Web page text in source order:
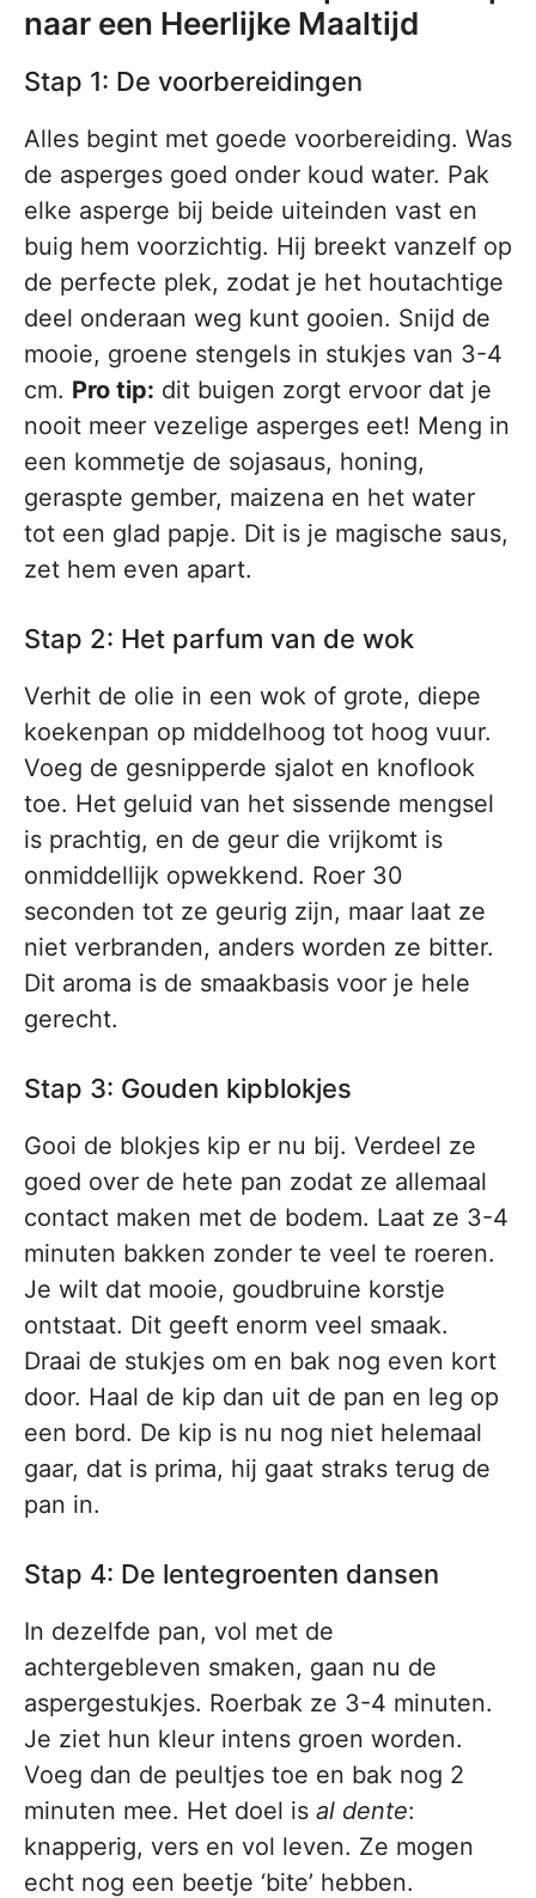
naar een Heerlijke Maaltijd
Stap 1: De voorbereidingen
Alles begint met goede voorbereiding. Was
de asperges goed onder koud water. Pak
elke asperge bij beide uiteinden vast en
buig hem voorzichtig. Hij breekt vanzelf op
de perfecte plek, zodat je het houtachtige
deel onderaan weg kunt gooien. Snijd de
mooie, groene stengels in stukjes van 3-4
cm. Pro tip: dit buigen zorgt ervoor dat je
nooit meer vezelige asperges eet! Meng in
een kommetje de sojasaus, honing,
geraspte gember, maizena en het water
tot een glad papje. Dit is je magische saus,
zet hem even apart.
Stap 2: Het parfum van de wok
Verhit de olie in een wok of grote, diepe
koekenpan op middelhoog tot hoog vuur.
Voeg de gesnipperde sjalot en knoflook
toe. Het geluid van het sissende mengsel
is prachtig, en de geur die vrijkomt is
onmiddellijk opwekkend. Roer 30
seconden tot ze geurig zijn, maar laat ze
niet verbranden, anders worden ze bitter.
Dit aroma is de smaakbasis voor je hele
gerecht.
Stap 3: Gouden kipblokjes
Gooi de blokjes kip er nu bij. Verdeel ze
goed over de hete pan zodat ze allemaal
contact maken met de bodem. Laat ze 3-4
minuten bakken zonder te veel te roeren.
Je wilt dat mooie, goudbruine korstje
ontstaat. Dit geeft enorm veel smaak.
Draai de stukjes om en bak nog even kort
door. Haal de kip dan uit de pan en leg op
een bord. De kip is nu nog niet helemaal
gaar, dat is prima, hij gaat straks terug de
pan in.
Stap 4: De lentegroenten dansen
In dezelfde pan, vol met de
achtergebleven smaken, gaan nu de
aspergestukjes. Roerbak ze 3-4 minuten.
Je ziet hun kleur intens groen worden.
Voeg dan de peultjes toe en bak nog 2
minuten mee. Het doel is al dente:
knapperig, vers en vol leven. Ze mogen
echt nog een beetje ‘bite’ hebben.